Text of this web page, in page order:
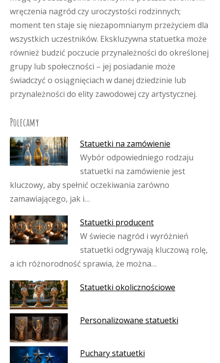
wręczenia nagród czy uroczystości rodzinnych;
moment ten staje się niezapomnianym przeżyciem dla
wszystkich uczestników. Ekskluzywna statuetka może
również budzić poczucie przynależności do określonej
grupy lub społeczności – jej posiadanie może
świadczyć o osiągnięciach w danej dziedzinie lub
przynależności do elity zawodowej czy artystycznej.
Polecamy
Statuetki na zamówienie
Wybór odpowiedniego rodzaju
statuetki na zamówienie jest
kluczowy, aby spełnić oczekiwania zarówno
zamawiającego, jak i…
Statuetki producent
W świecie nagród i wyróżnień
statuetki odgrywają kluczową rolę,
a ich różnorodność sprawia, że można…
Statuetki okolicznościowe
Personalizowane statuetki
Puchary statuetki